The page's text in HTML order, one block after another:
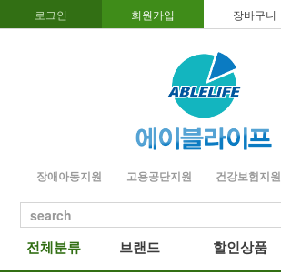
로그인 회원가입 장바구니
장애아동지원 고용공단지원 건강보험지원
search
전체분류 브랜드 할인상품